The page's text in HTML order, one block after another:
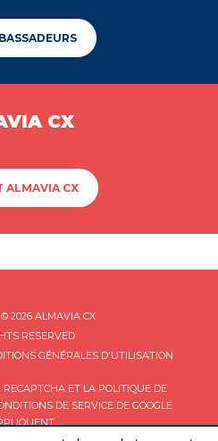
CX
ALMAVIA CX
2026 ALMAVIA CX
RESERVED
GÉNÉRALES D'UTILISATION
RECAPTCHA ET LA POLITIQUE DE
DE SERVICEDE GOOGLE